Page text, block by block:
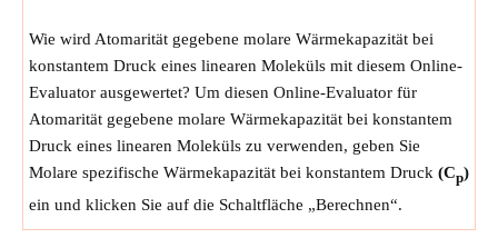
Wie wird Atomarität gegebene molare Wärmekapazität bei
konstantem Druck eines linearen Moleküls mit diesem Online-
Evaluator ausgewertet? Um diesen Online-Evaluator für
Atomarität gegebene molare Wärmekapazität bei konstantem
Druck eines linearen Moleküls zu verwenden, geben Sie
Molare spezifische Wärmekapazität bei konstantem Druck (Cp)
ein und klicken Sie auf die Schaltfläche „Berechnen“.